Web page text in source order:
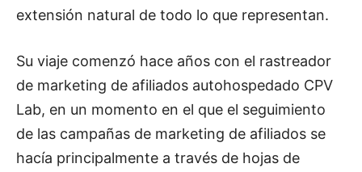
extensión natural de todo lo que representan.
Su viaje comenzó hace años con el rastreador
de marketing de afiliados autohospedado CPV
Lab, en un momento en el que el seguimiento
de las campañas de marketing de afiliados se
hacía principalmente a través de hojas de